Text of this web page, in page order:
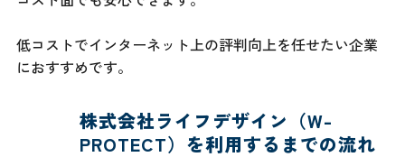
低コストでインターネット上の評判向上を任せたい企業
におすすめです。
株式会社ライフデザイン（W-
PROTECT）を利用するまでの流れ